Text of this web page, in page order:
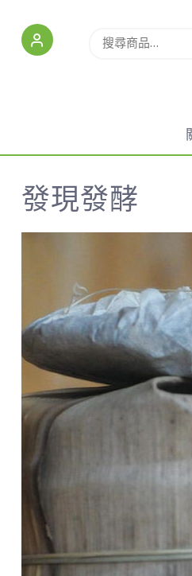
發現發酵